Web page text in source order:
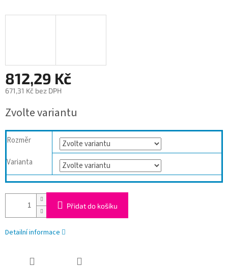
812,29 Kč
671,31 Kč bez DPH
cena:
Zvolte variantu
Rozměr
Varianta
Přidat do košíku
Detailní informace